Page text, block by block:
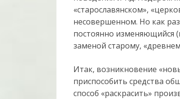
«старославянском»,
несовершенном. Но как
постоянно изменяющийся
заменой старому,
Итак, возникновение
приспособить средства
способ «раскрасить»